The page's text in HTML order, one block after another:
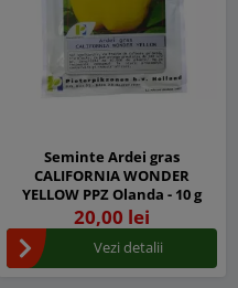
Seminte Ardei gras
CALIFORNIA WONDER
YELLOW PPZ Olanda - 10 g
20,00 lei
Vezi detalii